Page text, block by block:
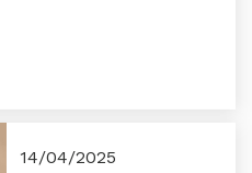
14/04/2025